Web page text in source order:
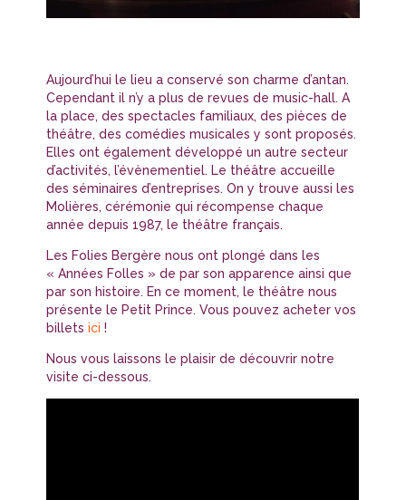
Aujourd’hui le lieu a conservé son charme d’antan.
Cependant il n’y a plus de revues de music-hall. A
la place, des spectacles familiaux, des pièces de
théâtre, des comédies musicales y sont proposés.
Elles ont également développé un autre secteur
d’activités, l’évènementiel. Le théâtre accueille
des séminaires d’entreprises. On y trouve aussi les
Molières, cérémonie qui récompense chaque
année depuis 1987, le théâtre français.
Les Folies Bergère nous ont plongé dans les
« Années Folles » de par son apparence ainsi que
par son histoire. En ce moment, le théâtre nous
présente le Petit Prince. Vous pouvez acheter vos
billetsici!
Nous vous laissons le plaisir de découvrir notre
visite ci-dessous.